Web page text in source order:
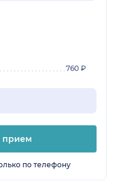
760 ₽
прием
по телефону